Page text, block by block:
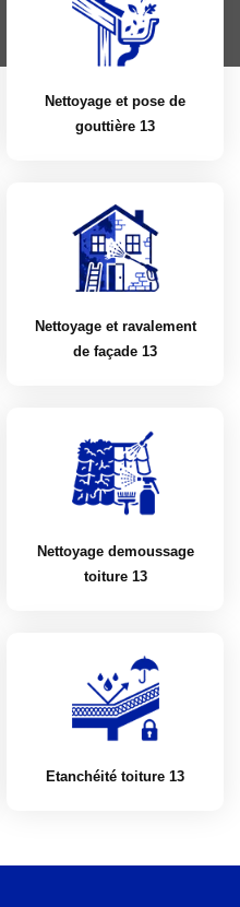
Nettoyage et pose de
gouttière 13
Nettoyage et ravalement
de façade 13
Nettoyage demoussage
toiture 13
Etanchéité toiture 13